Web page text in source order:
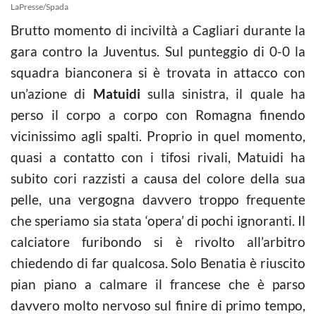
LaPresse/Spada
Brutto momento di inciviltà a Cagliari durante la
gara contro la Juventus. Sul punteggio di 0-0 la
squadra bianconera si è trovata in attacco con
un’azione di Matuidi sulla sinistra, il quale ha
perso il corpo a corpo con Romagna finendo
vicinissimo agli spalti. Proprio in quel momento,
quasi a contatto con i tifosi rivali, Matuidi ha
subito cori razzisti a causa del colore della sua
pelle, una vergogna davvero troppo frequente
che speriamo sia stata ‘opera’ di pochi ignoranti. Il
calciatore furibondo si è rivolto all’arbitro
chiedendo di far qualcosa. Solo Benatia è riuscito
pian piano a calmare il francese che è parso
davvero molto nervoso sul finire di primo tempo,